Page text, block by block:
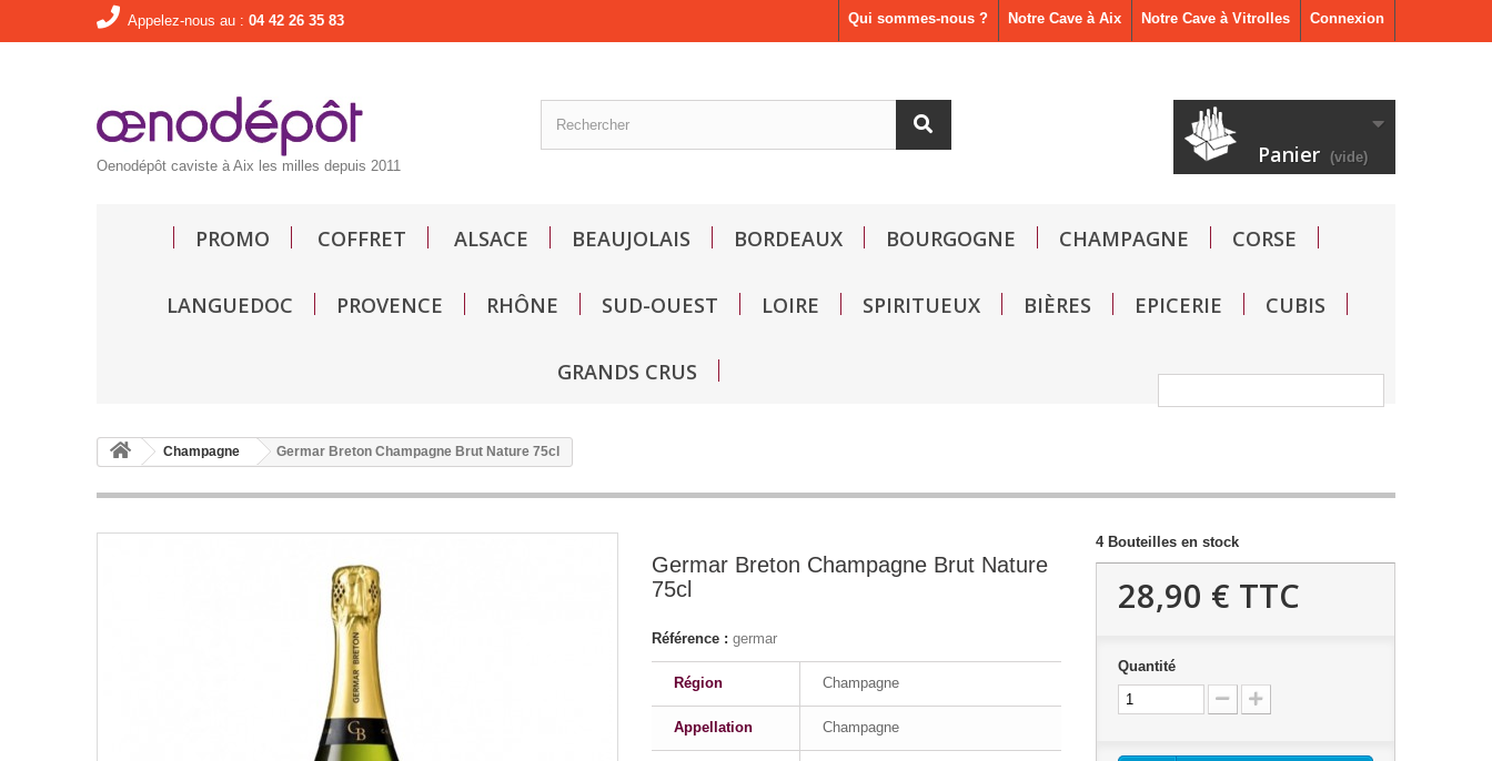
Connexion
Notre Cave à Vitrolles
Notre Cave à Aix
Qui sommes-nous ?
Appelez-nous au : 04 42 26 35 83
Oenodépôt caviste à Aix les milles depuis 2011 Panier (vide)
PROMO COFFRET ALSACE BEAUJOLAIS BORDEAUX BOURGOGNE CHAMPAGNE CORSE
LANGUEDOC PROVENCE RHÔNE SUD-OUEST LOIRE SPIRITUEUX BIÈRES EPICERIE CUBIS
GRANDS CRUS
Champagne Germar Breton Champagne Brut Nature 75cl
Germar Breton Champagne Brut Nature
75cl
Référence : germar
Région Champagne
Appellation Champagne
4 Bouteilles en stock
28,90 € TTC
Quantité